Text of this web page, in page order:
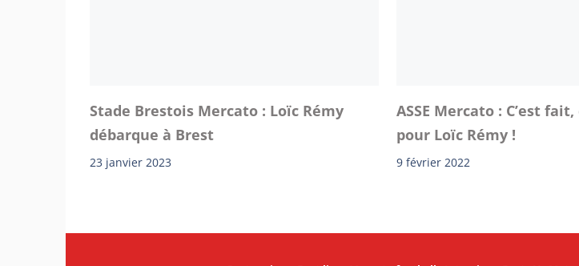
Stade Brestois Mercato : Loïc Rémy
débarque à Brest
23 janvier 2023
ASSE Mercato : C’est
pour Loïc Rémy !
9 février 2022